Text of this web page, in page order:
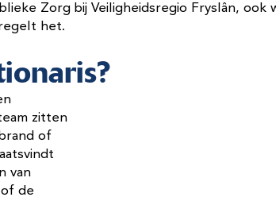
Zorg bij Veiligheidsregio Fryslân,
het.
zitten
of
van
of de